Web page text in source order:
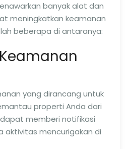
banyak alat dan
meningkatkan keamanan
beberapa di antaranya:
yang dirancang untuk
properti Anda dari
dapat memberi notifikasi
aktivitas mencurigakan di